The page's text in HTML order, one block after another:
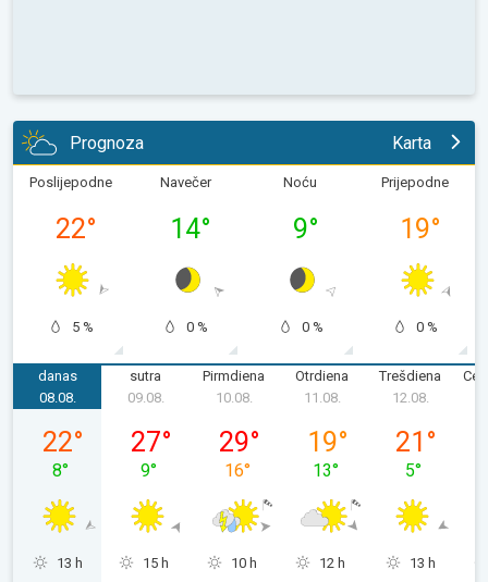
Prognoza Karta
Poslijepodne
22°
5 %
Navečer
14°
0 %
Noću
9°
0 %
Prijepodne
19°
0 %
danas
sestdiena, 08.08.
08.08.
22°
8°
13 h
sutra
09.08.
27°
9°
15 h
Pirmdiena
10.08.
29°
16°
10 h
Otrdiena
11.08.
19°
13°
12 h
Trešdiena
12.08.
21 °
5°
13 h